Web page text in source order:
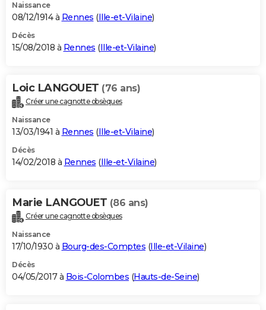
Naissance
08/12/1914 à Rennes (Ille-et-Vilaine)
Décès
15/08/2018 à Rennes (Ille-et-Vilaine)
Loic LANGOUET (76 ans)
Créer une cagnotte obsèques
Naissance
13/03/1941 à Rennes (Ille-et-Vilaine)
Décès
14/02/2018 à Rennes (Ille-et-Vilaine)
Marie LANGOUET (86 ans)
Créer une cagnotte obsèques
Naissance
17/10/1930 à Bourg-des-Comptes (Ille-et-Vilaine)
Décès
04/05/2017 à Bois-Colombes (Hauts-de-Seine)